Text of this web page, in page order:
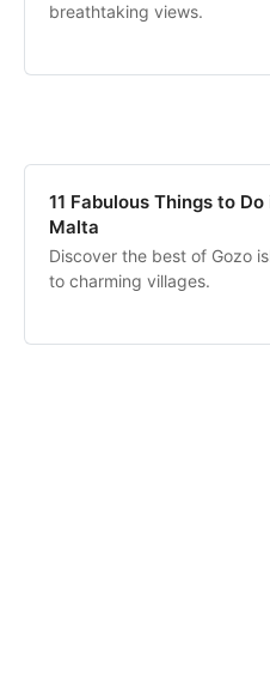
breathtaking views.
11 Fabulous Things to
Malta
Discover the best of Gozo
to charming villages.